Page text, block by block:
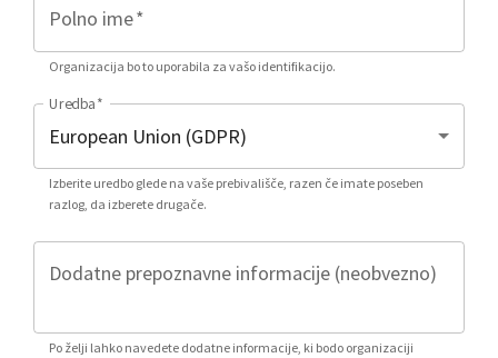
Polno ime*
Organizacija bo to uporabila za vašo identifikacijo.
Uredba*
Izberite uredbo glede na vaše prebivališče, razen če imate poseben
razlog, da izberete drugače.
Dodatne prepoznavne informacije (neobvezno)
Po želji lahko navedete dodatne informacije, ki bodo organizaciji